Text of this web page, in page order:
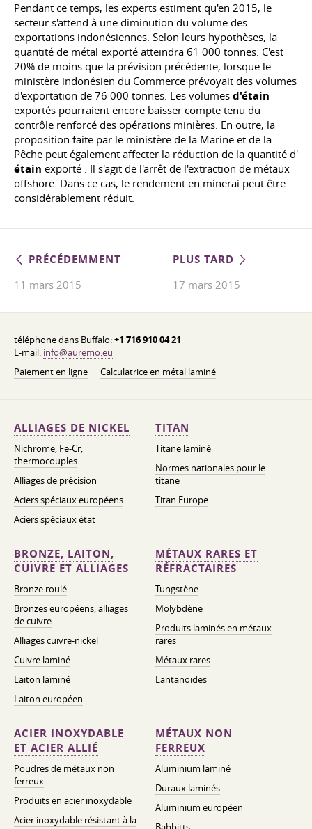
Pendant ce temps, les experts estiment qu'en 2015, le
secteur s'attend à une diminution du volume des
exportations indonésiennes. Selon leurs hypothèses, la
quantité de métal exporté atteindra 61 000 tonnes. C'est
20% de moins que la prévision précédente, lorsque le
ministère indonésien du Commerce prévoyait des volumes
d'exportation de 76 000 tonnes. Les volumes d'étain
exportés pourraient encore baisser compte tenu du
contrôle renforcé des opérations minières. En outre, la
proposition faite par le ministère de la Marine et de la
Pêche peut également affecter la réduction de la quantité d'
étain exporté . Il s'agit de l'arrêt de l'extraction de métaux
offshore. Dans ce cas, le rendement en minerai peut être
considérablement réduit.
PRÉCÉDEMMENT
11 mars 2015
PLUS TARD
17 mars 2015
téléphone dans Buffalo:+1 716 910 04 21
E-mail: info@auremo.eu
Paiement en ligne
Calculatrice en métal laminé
ALLIAGES DE NICKEL
Nichrome, Fe-Cr,
thermocouples
Alliages de précision
Aciers spéciaux européens
Aciers spéciaux état
TITAN
Titane laminé
Normes nationales pour le
titane
Titan Europe
BRONZE, LAITON,
CUIVRE ET ALLIAGES
Bronze roulé
Bronzes européens, alliages
de cuivre
Alliages cuivre-nickel
Cuivre laminé
Laiton laminé
Laiton européen
MÉTAUX RARES ET
RÉFRACTAIRES
Tungstène
Molybdène
Produits laminés en métaux
rares
Métaux rares
Lantanoïdes
ACIER INOXYDABLE
ET ACIER ALLIÉ
Poudres de métaux non
ferreux
Produits en acier inoxydable
Acier inoxydable résistant à la
MÉTAUX NON
FERREUX
Aluminium laminé
Duraux laminés
Aluminium européen